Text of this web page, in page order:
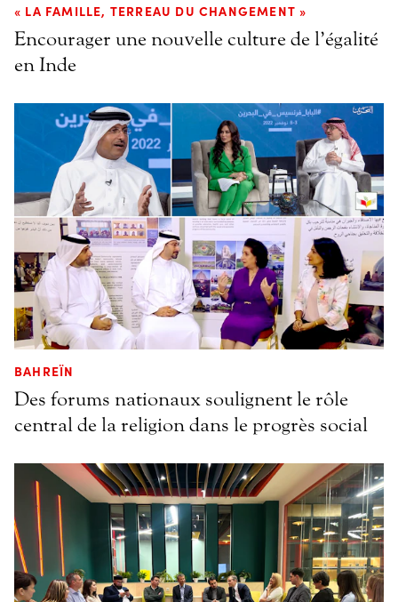
« LA FAMILLE, TERREAU DU CHANGEMENT »
Encourager une nouvelle culture de l’égalité
en Inde
BAHREÏN
Des forums nationaux soulignent le rôle
central de la religion dans le progrès social